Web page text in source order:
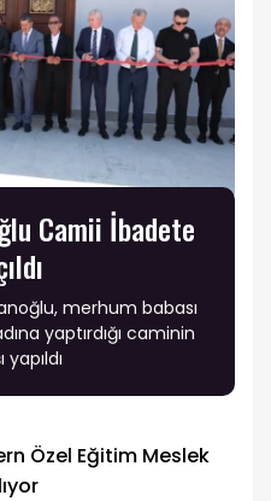
Camii İbadete
merhum babası
yaptırdığı caminin
yapıldı
Özel Eğitim Meslek